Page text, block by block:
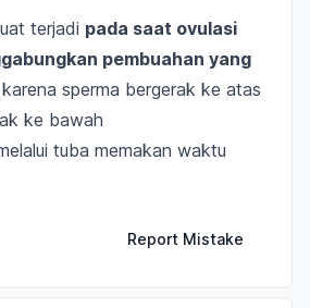
terjadi pada saat ovulasi
pembuahan yang
sperma bergerak ke atas
ke bawah
tuba memakan waktu
Report Mistake